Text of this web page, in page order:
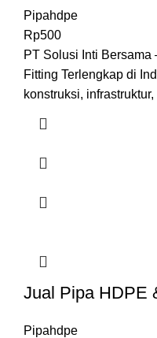
Pipahdpe
Rp500
PT Solusi Inti
Fitting Terlengkap di
konstruksi,
Jual Pipa HDPE
Pipahdpe